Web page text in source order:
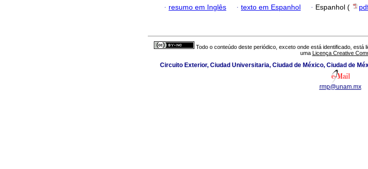
· resumo em Inglês · texto em Espanhol · Espanhol (
Todo o conteúdo deste periódico, exceto onde está identificado, está
uma Licença Creative
Circuito Exterior, Ciudad Universitaria, Ciudad de México, Ciudad de
rmp@unam.mx